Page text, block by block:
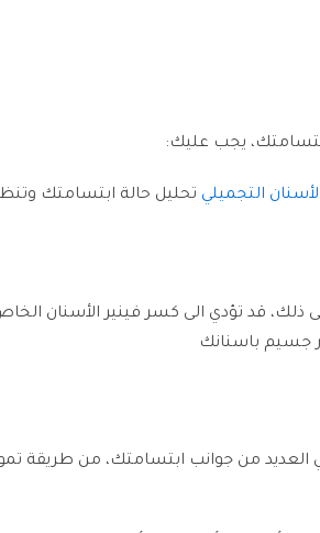
يجب عليك:
التجميلي تحليل حالة ابتسامتك
قد تؤدي الى كسر فينير الأسنان
جسيم باسنانك
العديد من جوانب ابتسامتك، من طريقة